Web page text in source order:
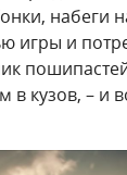
набеги
игры и
в кузов, – и